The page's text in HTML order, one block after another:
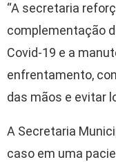
“A secretaria
complementação
Covid-19 e a
enfrentamento,
das mãos e evitar
A Secretaria
caso em uma